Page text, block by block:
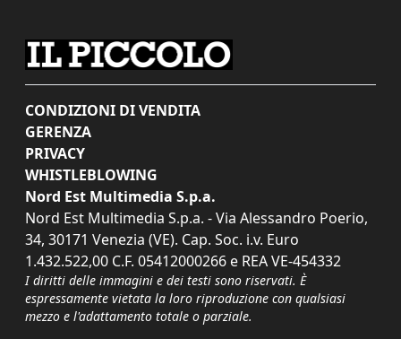
CONDIZIONI DI VENDITA
GERENZA
PRIVACY
WHISTLEBLOWING
Nord Est Multimedia S.p.a.
Nord Est Multimedia S.p.a. - Via Alessandro Poerio,
34, 30171 Venezia (VE). Cap. Soc. i.v. Euro
1.432.522,00 C.F. 05412000266 e REA VE-454332
I diritti delle immagini e dei testi sono riservati. È
espressamente vietata la loro riproduzione con qualsiasi
mezzo e l'adattamento totale o parziale.